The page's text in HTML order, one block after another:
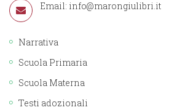
Email: info@marongiulibri.it
Narrativa
Scuola Primaria
Scuola Materna
Testi adozionali